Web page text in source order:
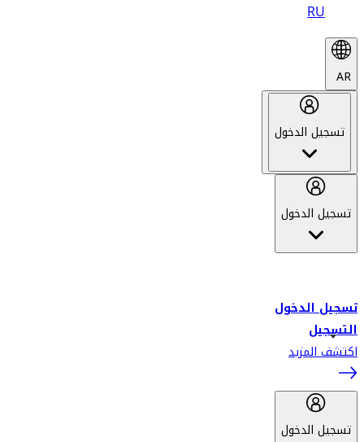
RU
AR
تسجيل الدخول
تسجيل الدخول
تسجيل الدخول
التسجيل
اكتشف المزيد
تسجيل الدخول